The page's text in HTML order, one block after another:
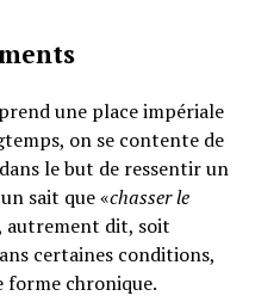
une place impériale
on se contente de
le but de ressentir un
sait que «chasser le
autrement dit, soit
certaines conditions,
forme chronique.